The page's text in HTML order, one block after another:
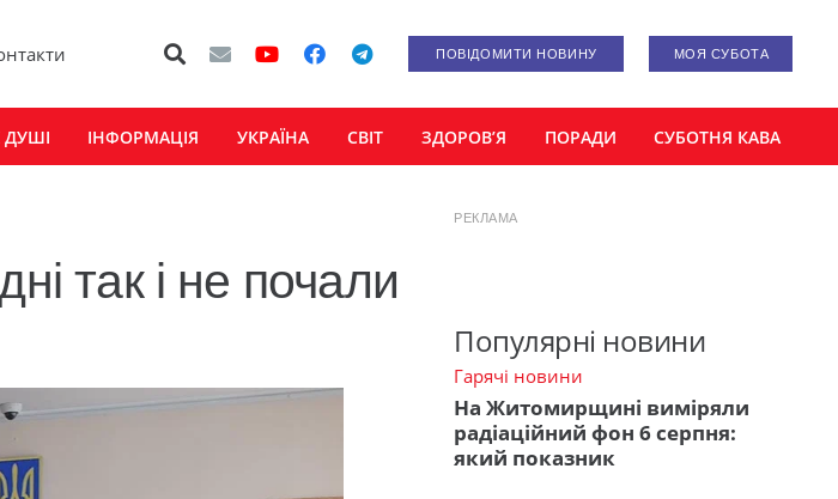
ПОВІДОМИТИ НОВИНУ МОЯ СУБОТА
ДУШІ ІНФОРМАЦІЯ УКРАЇНА СВІТ ЗДОРОВ’Я ПОРАДИ СУБОТНЯ КАВА
так і не почали
РЕКЛАМА
Популярні новини
Гарячі новини
На Житомирщині виміряли
радіаційний фон 6 серпня:
який показник